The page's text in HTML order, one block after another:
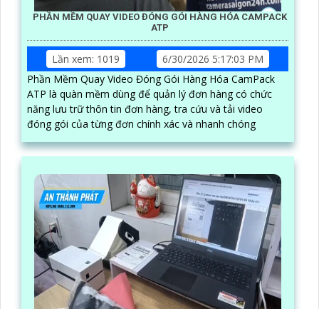
PHẦN MỀM QUAY VIDEO ĐÓNG GÓI HÀNG HÓA CAMPACK
ATP
Lần xem: 1019
6/30/2026 5:17:03 PM
Phần Mềm Quay Video Đóng Gói Hàng Hóa CamPack
ATP là quàn mềm dùng để quản lý đơn hàng có chức
năng lưu trữ thôn tin đơn hàng, tra cứu và tải video
đóng gói của từng đơn chính xác và nhanh chóng